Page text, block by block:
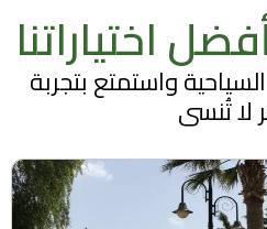
واستمتع بتجربة
لا تُنسى